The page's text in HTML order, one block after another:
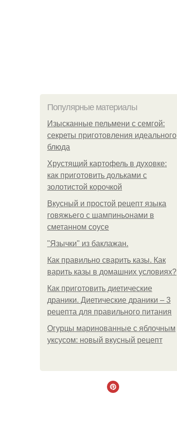
Популярные материалы
Изысканные пельмени с семгой:
секреты приготовления идеального
блюда
Хрустящий картофель в духовке:
как приготовить дольками с
золотистой корочкой
Вкусный и простой рецепт языка
говяжьего с шампиньонами в
сметанном соусе
"Язычки" из баклажан.
Как правильно сварить казы. Как
варить казы в домашних условиях?
Как приготовить диетические
драники. Диетические драники – 3
рецепта для правильного питания
Огурцы маринованные с яблочным
уксусом: новый вкусный рецепт